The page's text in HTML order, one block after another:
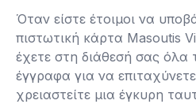
Όταν είστε έτοιμοι να
πιστωτική κάρτα Masoutis
έχετε στη διάθεσή σας όλα
έγγραφα για να
χρειαστείτε μια έγκυρη